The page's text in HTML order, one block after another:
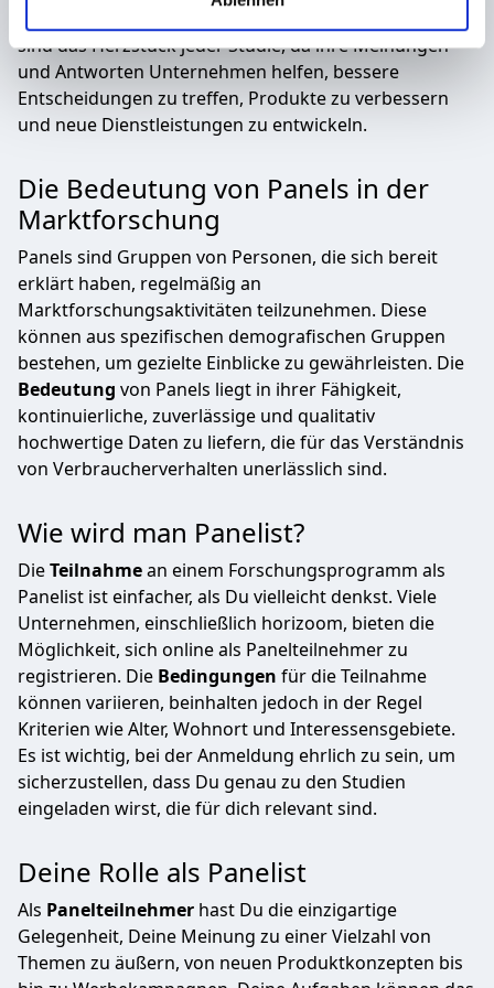
soziale Medien, Werbung und Analysen weiter. Unsere
Partner führen diese Informationen möglicherweise mit
weiteren Daten zusammen, die Sie ihnen bereitgestellt
haben oder die sie im Rahmen Ihrer Nutzung der Dienste
gesammelt haben.
sind das Herzstück jeder Studie, da ihre Meinungen
und Antworten Unternehmen helfen, bessere
Entscheidungen zu treffen, Produkte zu verbessern
und neue Dienstleistungen zu entwickeln.
Die Bedeutung von Panels in der
Marktforschung
Panels sind Gruppen von Personen, die sich bereit
erklärt haben, regelmäßig an
Marktforschungsaktivitäten teilzunehmen. Diese
können aus spezifischen demografischen Gruppen
bestehen, um gezielte Einblicke zu gewährleisten. Die
Bedeutung von Panels liegt in ihrer Fähigkeit,
kontinuierliche, zuverlässige und qualitativ
hochwertige Daten zu liefern, die für das Verständnis
von Verbraucherverhalten unerlässlich sind.
Wie wird man Panelist?
DieTeilnahmean einem Forschungsprogramm als
Panelist ist einfacher, als Du vielleicht denkst. Viele
Unternehmen, einschließlich horizoom, bieten die
Möglichkeit, sich online als Panelteilnehmer zu
registrieren. Die Bedingungen für die Teilnahme
können variieren, beinhalten jedoch in der Regel
Kriterien wie Alter, Wohnort und Interessensgebiete.
Es ist wichtig, bei der Anmeldung ehrlich zu sein, um
sicherzustellen, dass Du genau zu den Studien
eingeladen wirst, die für dich relevant sind.
Deine Rolle als Panelist
Als Panelteilnehmer hast Du die einzigartige
Gelegenheit, Deine Meinung zu einer Vielzahl von
Themen zu äußern, von neuen Produktkonzepten bis